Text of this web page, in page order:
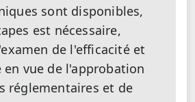
sont disponibles,
est nécessaire,
de l'efficacité et
en vue de l'approbation
réglementaires et de